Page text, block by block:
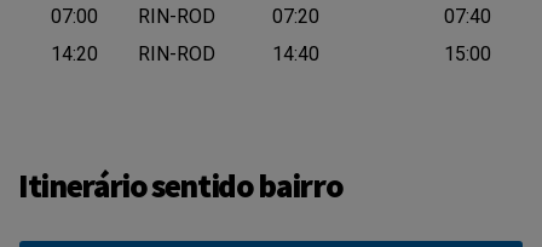
Rodoviária
Via Granja Urupês Rodoviária
07:00 RIN-ROD 07:20
07:40
14:20
RIN-ROD 14:40 15:00
Itinerário sentido bairro